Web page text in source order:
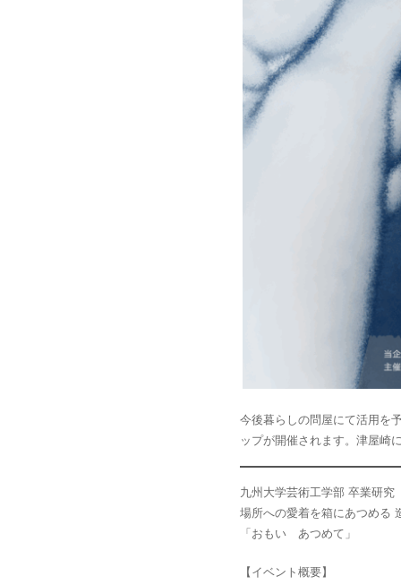
今後暮らしの問屋にて活用を
ップが開催されます。津屋崎
九州大学芸術工学部 卒業研究
場所への愛着を箱にあつめる
「おもい あつめて」
【イベント概要】